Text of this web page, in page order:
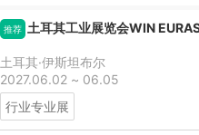
推荐 土耳其工业展览会WIN
土耳其·伊斯坦布尔
2027.06.02 ~ 06.05
行业专业展